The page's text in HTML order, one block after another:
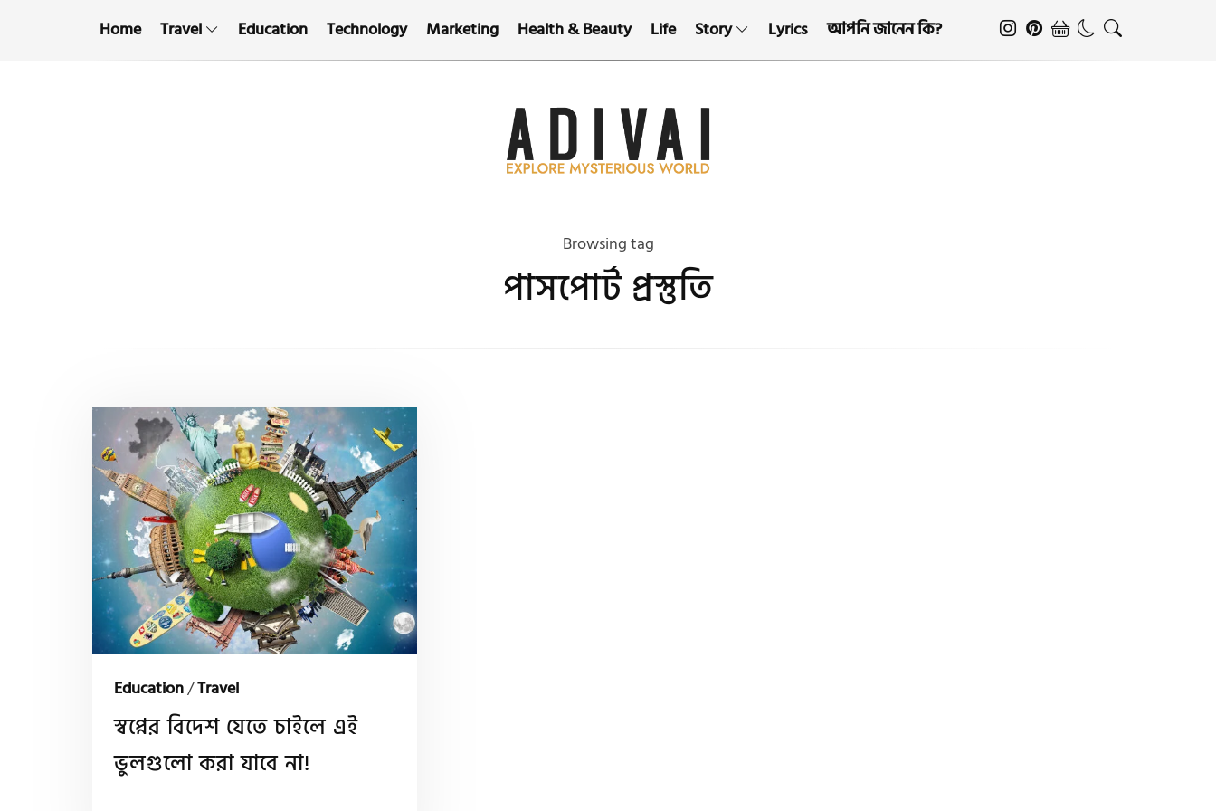
Home Travel Education Technology Marketing Health & Beauty Life Story Lyrics আপনি জানেন কি?
Browsing tag
পাসপোর্ট প্রস্তুতি
Education/Travel
স্বপ্নের বিদেশ যেতে চাইলে এই
ভুলগুলো করা যাবে না!